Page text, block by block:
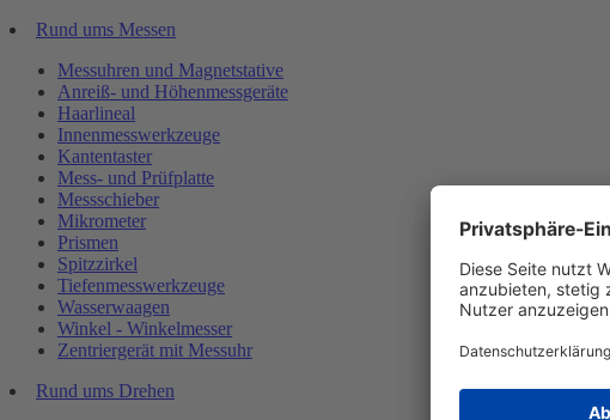
Rund ums Messen
Messuhren und Magnetstative
Anreiß- und Höhenmessgeräte
Haarlineal
Innenmesswerkzeuge
Kantentaster
Mess- und Prüfplatte
Messschieber
Mikrometer
Prismen
Spitzzirkel
Tiefenmesswerkzeuge
Wasserwaagen
Winkel - Winkelmesser
Zentriergerät mit Messuhr
Rund ums Drehen